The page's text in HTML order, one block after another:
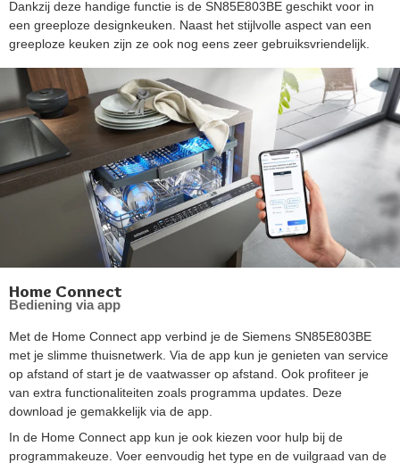
Dankzij deze handige functie is de SN85E803BE geschikt voor in
een greeploze designkeuken. Naast het stijlvolle aspect van een
greeploze keuken zijn ze ook nog eens zeer gebruiksvriendelijk.
Home Connect
Bediening via app
Met de Home Connect app verbind je de Siemens SN85E803BE
met je slimme thuisnetwerk. Via de app kun je genieten van service
op afstand of start je de vaatwasser op afstand. Ook profiteer je
van extra functionaliteiten zoals programma updates. Deze
download je gemakkelijk via de app.
In de Home Connect app kun je ook kiezen voor hulp bij de
programmakeuze. Voer eenvoudig het type en de vuilgraad van de